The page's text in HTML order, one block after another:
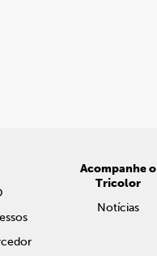
Acompanhe o
Tricolor
Notícias